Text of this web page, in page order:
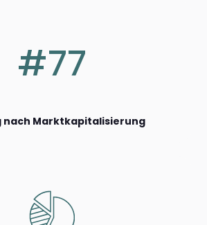
#77
nach Marktkapitalisierung